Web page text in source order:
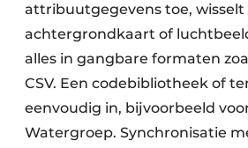
attribuutgegevens toe, wisselt
achtergrondkaart of
alles in gangbare formaten
CSV. Een codebibliotheek of
eenvoudig in, bijvoorbeeld
Watergroep. Synchronisatie